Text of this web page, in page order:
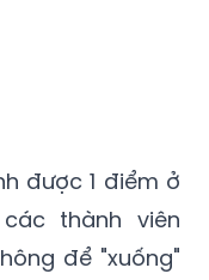
được 1 điểm ở
thành viên
để "xuống"